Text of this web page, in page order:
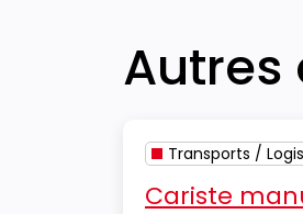
Autres
Transports /
Cariste